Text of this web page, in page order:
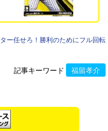
ー任せろ！勝利のためにフル回転
記事キーワード 福留孝介